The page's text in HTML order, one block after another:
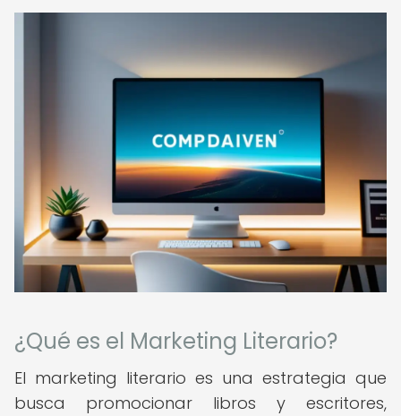
¿Qué es el Marketing Literario?
El marketing literario es una estrategia que
busca promocionar libros y escritores,